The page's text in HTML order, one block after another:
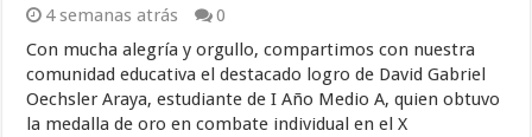
4 semanas atrás
0
Con mucha alegría y orgullo, compartimos con nuestra
comunidad educativa el destacado logro de David Gabriel
Oechsler Araya, estudiante de I Año Medio A, quien obtuvo
la medalla de oro en combate individual en el X